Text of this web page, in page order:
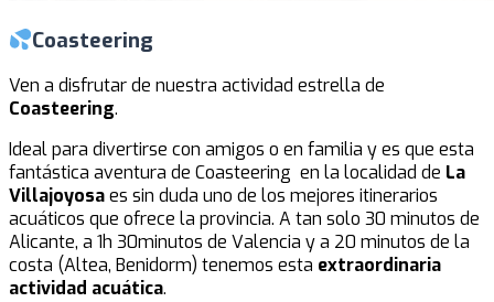
Coasteering
Ven a disfrutar de nuestra actividad estrella de
Coasteering.
Ideal para divertirse con amigos o en familia y es que esta
fantástica aventura de Coasteering en la localidad de La
Villajoyosaes sin duda uno de los mejores itinerarios
acuáticos que ofrece la provincia. A tan solo 30 minutos de
Alicante, a 1h 30minutos de Valencia y a 20 minutos de la
costa (Altea, Benidorm) tenemos esta extraordinaria
actividad acuática.